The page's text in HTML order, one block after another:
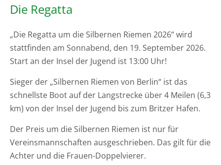
Die Regatta
„Die Regatta um die Silbernen Riemen 2026“ wird
stattfinden am Sonnabend, den 19. September 2026.
Start an der Insel der Jugend ist 13:00 Uhr!
Sieger der „Silbernen Riemen von Berlin“ ist das
schnellste Boot auf der Langstrecke über 4 Meilen (6,3
km) von der Insel der Jugend bis zum Britzer Hafen.
Der Preis um die Silbernen Riemen ist nur für
Vereinsmannschaften ausgeschrieben. Das gilt für die
Achter und die Frauen-Doppelvierer.